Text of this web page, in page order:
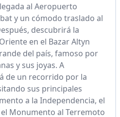
al Aeropuerto
y un cómodo traslado al
descubrirá la
en el Bazar Altyn
del país, famoso por
y sus joyas. A
de un recorrido por la
sus principales
a la Independencia, el
Monumento al Terremoto